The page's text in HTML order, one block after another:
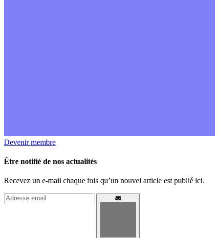
Devenir membre
Être notifié de nos actualités
Recevez un e-mail chaque fois qu’un nouvel article est publié ici.